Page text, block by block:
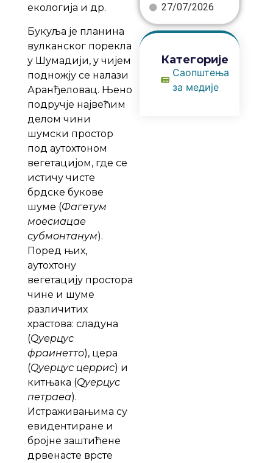
екологија и др.
Букуља је планина
вулканског порекла
у Шумадији, у чијем
подножју се налази
Аранђеловац. Њено
подручје највећим
делом чини
шумски простор
под аутохтоном
вегетацијом, где се
истичу чисте
брдске букове
шуме (Фагетум
моесиацае
субмонтанум).
Поред њих,
аутохтону
вегетацију простора
чине и шуме
различитих
храстова: сладуна
(Qуерцус
фраинетто), цера
(Qуерцус церрис) и
китњака (Qуерцус
петраеа).
Истраживањима су
евидентиране и
бројне заштићене
дрвенасте врсте
27/07/2026
Категорије
Саопштења
за медије